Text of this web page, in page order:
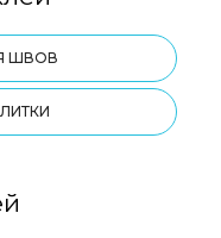
ШВОВ